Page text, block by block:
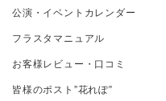
公演・イベントカレンダー
フラスタマニュアル
お客様レビュー・口コミ
皆様のポスト”花れぽ”